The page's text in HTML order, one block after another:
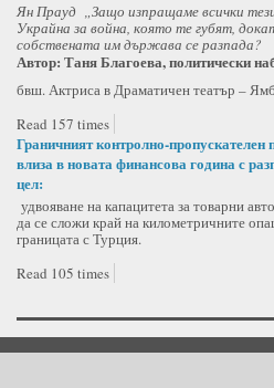
Ян Прауд „Защо изпращаме всички
Украйна за война, която те губят,
собствената им държава се разпада?
Автор: Таня Благоева, политически
бвш. Актриса в Драматичен театър –
Read 157 times
Граничният контролно-
влиза в новата финансова година с
цел:
удвояване на капацитета за товарни
да се сложи край на километричните
границата с Турция.
Read 105 times